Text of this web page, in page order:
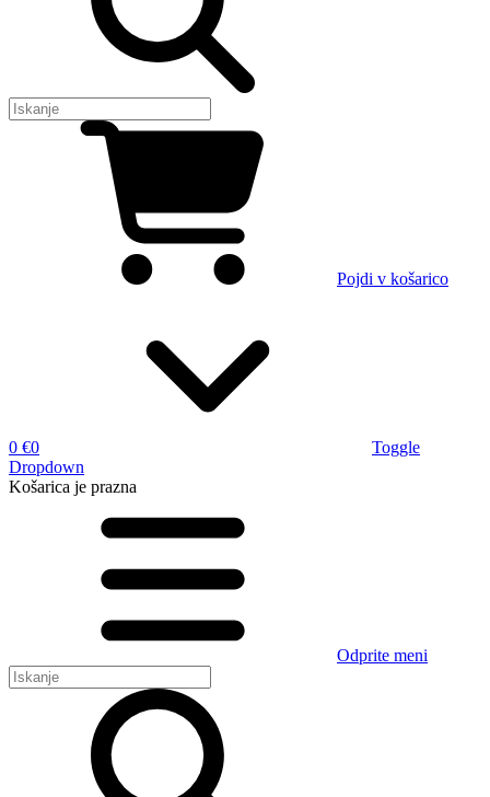
Pojdi v košarico
0 €0
Toggle
Dropdown
Košarica je prazna
Odprite meni